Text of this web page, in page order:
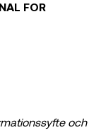
FOR
och